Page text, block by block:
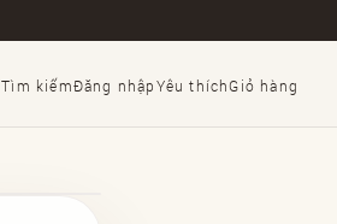
Tìm kiếmĐăng nhậpYêu thíchGiỏ hàng